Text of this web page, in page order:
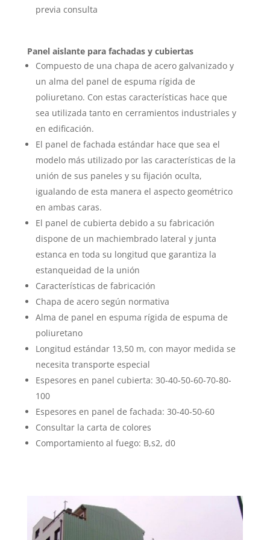
previa consulta
Panel aislante para fachadas y cubiertas
Compuesto de una chapa de acero galvanizado y
un alma del panel de espuma rígida de
poliuretano. Con estas características hace que
sea utilizada tanto en cerramientos industriales y
en edificación.
El panel de fachada estándar hace que sea el
modelo más utilizado por las características de la
unión de sus paneles y su fijación oculta,
igualando de esta manera el aspecto geométrico
en ambas caras.
El panel de cubierta debido a su fabricación
dispone de un machiembrado lateral y junta
estanca en toda su longitud que garantiza la
estanqueidad de la unión
Características de fabricación
Chapa de acero según normativa
Alma de panel en espuma rígida de espuma de
poliuretano
Longitud estándar 13,50 m, con mayor medida se
necesita transporte especial
Espesores en panel cubierta: 30-40-50-60-70-80-
100
Espesores en panel de fachada: 30-40-50-60
Consultar la carta de colores
Comportamiento al fuego: B,s2, d0